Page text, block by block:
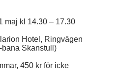
maj kl 14.30 – 17.30
Hotel, Ringvägen
bana Skanstull)
450 kr för icke